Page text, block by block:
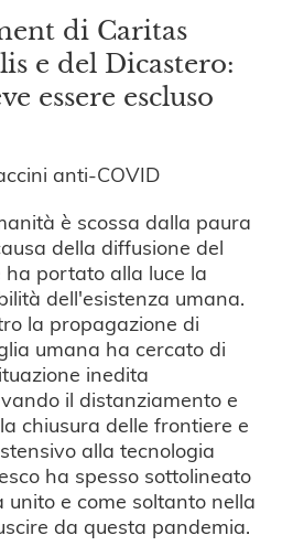
di Caritas
e del Dicastero:
essere escluso
è scossa dalla paura
della diffusione del
portato alla luce la
dell'esistenza umana.
la propagazione di
umana ha cercato di
inedita
il distanziamento e
chiusura delle frontiere e
alla tecnologia
ha spesso sottolineato
unito e come soltanto nella
da questa pandemia.